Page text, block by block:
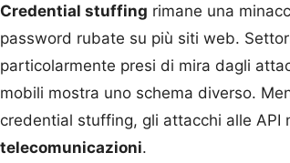
Credential stuffing rimane una
password rubate su più siti web.
particolarmente presi di mira dagli
mobili mostra uno schema diverso.
credential stuffing, gli attacchi alle
telecomunicazioni.